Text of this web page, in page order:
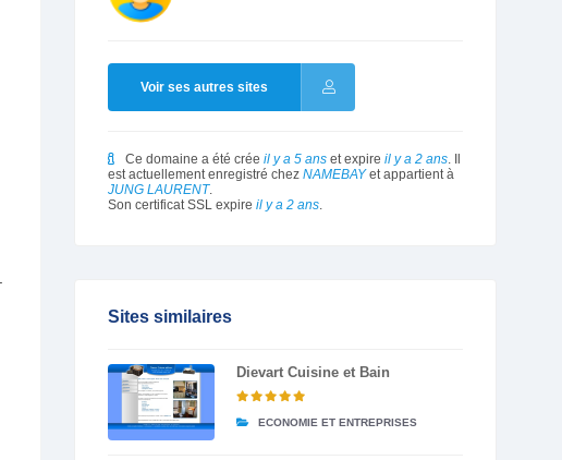
Voir ses autres sites
Ce domaine a été crée il y a 5 ans et expire il y a 2 ans. Il
est actuellement enregistré chez NAMEBAYet appartient à
JUNG LAURENT.
Son certificat SSL expire il y a 2 ans.
Sites similaires
Dievart Cuisine et Bain
ECONOMIE ET ENTREPRISES